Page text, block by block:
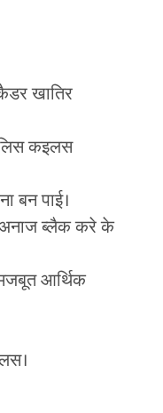
खातिर
कइलस
बन पाई।
अनाज ब्लैक करे के
आर्थिक